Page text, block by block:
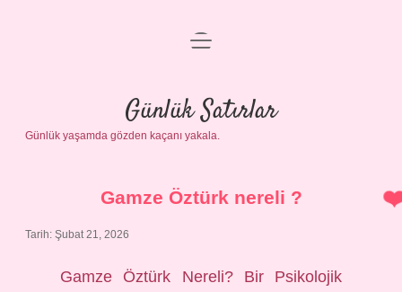
Anasayfa
Gizlilik Politikası
Yasal Uyarı
menüyü
Günlük Satırlar
Günlük yaşamda gözden kaçanı yakala.
Gamze Öztürk nereli ?
Tarih: Şubat 21, 2026
Gamze Öztürk Nereli? Bir Psikolojik